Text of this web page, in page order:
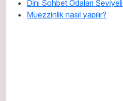
Dini Sohbet Odaları Seviyeli
Müezzinlik nasıl yapılır?